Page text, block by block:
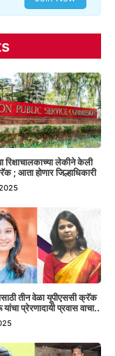
रिक्षाचालकाच्या लेकीने केली
; आता होणार जिल्हाधिकारी
तीन वेळा यूपीएससी क्रॅक
प्रेरणादायी प्रवास वाचा..